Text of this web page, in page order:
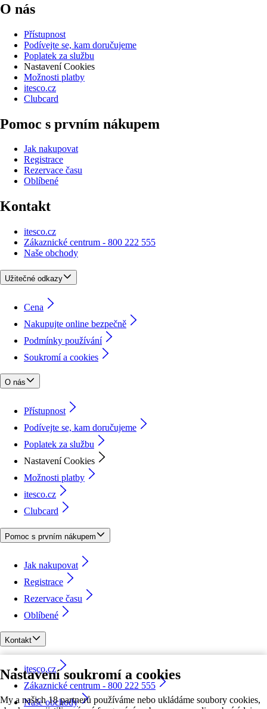
Nastavení soukromí a cookies
My a našich 18 partnerů používáme nebo ukládáme soubory cookies,
O nás
Přístupnost
Podívejte se, kam doručujeme
Poplatek za službu
Nastavení Cookies
Možnosti platby
itesco.cz
Clubcard
Pomoc s prvním nákupem
Jak nakupovat
Registrace
Rezervace času
Oblíbené
Kontakt
itesco.cz
Zákaznické centrum - 800 222 555
Naše obchody
Užitečné odkazy
Cena
Nakupujte online bezpečně
Podmínky používání
Soukromí a cookies
O nás
Přístupnost
Podívejte se, kam doručujeme
Poplatek za službu
Nastavení Cookies
Možnosti platby
itesco.cz
Clubcard
Pomoc s prvním nákupem
Jak nakupovat
Registrace
Rezervace času
Oblíbené
Kontakt
itesco.cz
Zákaznické centrum - 800 222 555
Naše obchody